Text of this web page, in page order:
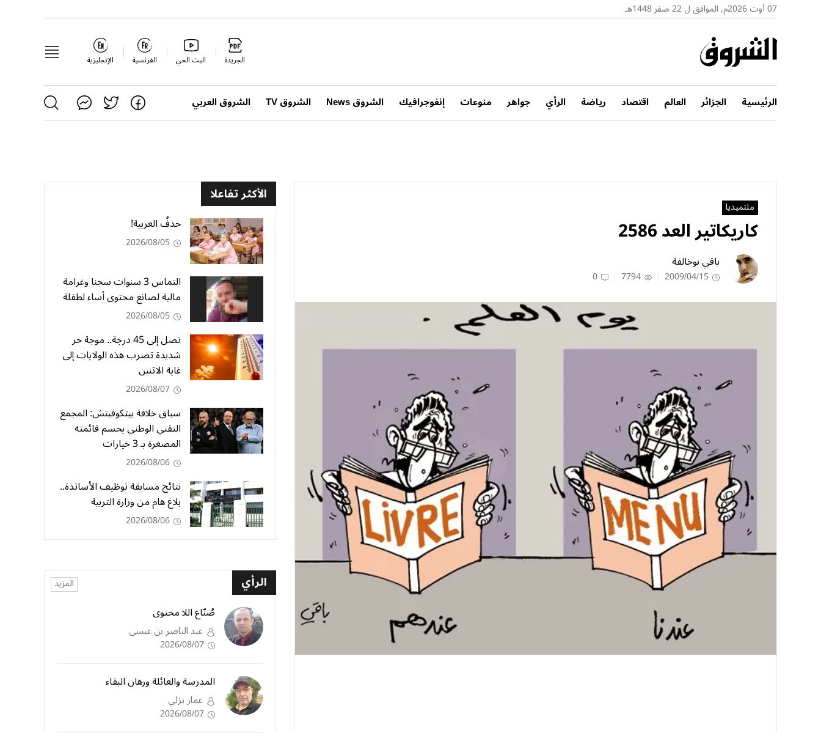
07 أوت 2026م, الموافق ل 22 صفر 1448هـ
الجريدة البث الحي الفرنسية الإنجليزية
الرئيسية الجزائر العالم اقتصاد رياضة الرأي جواهر منوعات إنفوجرافيك الشروق News الشروق TV الشروق العربي
ملتميديا
كاريكاتير العد 2586
باقي بوخالفة
2009/04/15
7794
0
الأكثر تفاعلا
حذفُ العربية!
2026/08/05
التماس 3 سنوات سجنا وغرامة
مالية لصانع محتوى أساء لطفلة
2026/08/05
تصل إلى 45 درجة.. موجة حر
شديدة تضرب هذه الولايات إلى
غاية الاثنين
2026/08/07
سباق خلافة بيتكوفيتش: المجمع
التقني الوطني يحسم قائمته
المصغرة بـ 3 خيارات
2026/08/06
نتائج مسابقة توظيف الأساتذة..
بلاغ هام من وزارة التربية
2026/08/06
الرأي المزيد
صُنّاع اللا محتوى
عبد الناصر بن عيسى
2026/08/07
المدرسة والعائلة ورهان البقاء
عمار يزلي
2026/08/07